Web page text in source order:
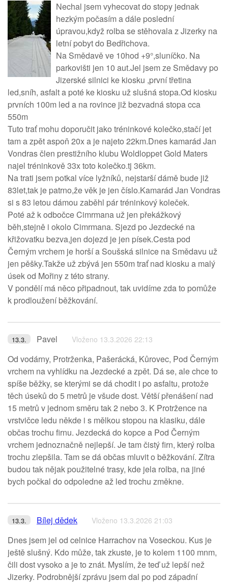
Nechal jsem vyhecovat do stopy jednak
hezkým počasím a dále poslední
úpravou,když rolba se stěhovala z Jizerky na
letní pobyt do Bedřichova.
Na Smědavě ve 10hod +9°,sluníčko. Na
parkovišti jen 10 aut.Jel jsem ze Smědavy po
Jizerské silnici ke kiosku ,první třetina
led,sníh, asfalt a poté ke kiosku už slušná stopa.Od kiosku
prvních 100m led a na rovince již bezvadná stopa cca
550m
Tuto trať mohu doporučit jako tréninkové kolečko,stačí jet
tam a zpět aspoň 20x a je najeto 22km.Dnes kamarád Jan
Vondras člen prestižního klubu Woldloppet Gold Maters
najel tréninkově 33x toto kolečko.tj 36km.
Na trati jsem potkal více lyžníků, nejstarší dámě bude již
83let,tak je patrno,že věk je jen číslo.Kamarád Jan Vondras
si s 83 letou dámou zaběhl pár tréninkový koleček.
Poté až k odbočce Cimrmana už jen překážkový
běh,stejně i okolo Cimrmana. Sjezd po Jezdecké na
křižovatku bezva,jen dojezd je jen písek.Cesta pod
Černým vrchem je horší a Soušská silnice na Smědavu už
jen pěšky.Takže už zbývá jen 550m trať nad kiosku a malý
úsek od Mořiny z této strany.
V pondělí má něco připadnout, tak uvidíme zda to pomůže
k prodloužení běžkování.
13.3. Pavel Vloženo 13.3.2026 22:13
Od vodárny, Protrženka, Pašerácká, Kůrovec, Pod Černým
vrchem na vyhlídku na Jezdecké a zpět. Dá se, ale chce to
spíše běžky, se kterými se dá chodit i po asfaltu, protože
těch úseků do 5 metrů je všude dost. Větší přenášení nad
15 metrů v jednom směru tak 2 nebo 3. K Protržence na
vrstvičce ledu někde i s mělkou stopou na klasiku, dále
občas trochu firnu. Jezdecká do kopce a Pod Černým
vrchem jednoznačně nejlepší. Je tam čistý firn, který rolba
trochu zlepšila. Tam se dá občas mluvit o běžkování. Zítra
budou tak nějak použitelné trasy, kde jela rolba, na jiné
bych počkal do odpoledne až led trochu změkne.
13.3. Bílej dědek Vloženo 13.3.2026 21:03
Dnes jsem jel od celnice Harrachov na Voseckou. Kus je
ještě slušný. Kdo může, tak zkuste, je to kolem 1100 mnm,
čili dost vysoko a je to znát. Myslím, že teď už lepší než
Jizerky. Podrobnější zprávu jsem dal po pod západní